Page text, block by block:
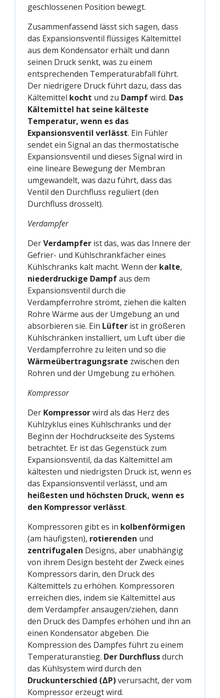
geschlossenen Position bewegt.
Zusammenfassend lässt sich sagen, dass
das Expansionsventil flüssiges Kältemittel
aus dem Kondensator erhält und dann
seinen Druck senkt, was zu einem
entsprechenden Temperaturabfall führt.
Der niedrigere Druck führt dazu, dass das
Kältemittel kocht und zu Dampfwird. Das
Kältemittel hat seine kälteste
Temperatur, wenn es das
Expansionsventil verlässt. Ein Fühler
sendet ein Signal an das thermostatische
Expansionsventil und dieses Signal wird in
eine lineare Bewegung der Membran
umgewandelt, was dazu führt, dass das
Ventil den Durchfluss reguliert (den
Durchfluss drosselt).
Verdampfer
DerVerdampfer ist das, was das Innere der
Gefrier- und Kühlschrankfächer eines
Kühlschranks kalt macht. Wenn der kalte,
niederdruckige Dampfaus dem
Expansionsventil durch die
Verdampferrohre strömt, ziehen die kalten
Rohre Wärme aus der Umgebung an und
absorbieren sie. Ein Lüfter ist in größeren
Kühlschränken installiert, um Luft über die
Verdampferrohre zu leiten und so die
Wärmeübertragungsrate zwischen den
Rohren und der Umgebung zu erhöhen.
Kompressor
Der Kompressorwird als das Herz des
Kühlzyklus eines Kühlschranks und der
Beginn der Hochdruckseite des Systems
betrachtet. Er ist das Gegenstück zum
Expansionsventil, da das Kältemittel am
kältesten und niedrigsten Druck ist, wenn es
das Expansionsventil verlässt, und am
heißesten und höchsten Druck, wenn es
den Kompressor verlässt.
Kompressoren gibt es in kolbenförmigen
(am häufigsten), rotierenden und
zentrifugalen Designs, aber unabhängig
von ihrem Design besteht der Zweck eines
Kompressors darin, den Druck des
Kältemittels zu erhöhen. Kompressoren
erreichen dies, indem sie Kältemittel aus
dem Verdampfer ansaugen/ziehen, dann
den Druck des Dampfes erhöhen und ihn an
einen Kondensator abgeben. Die
Kompression des Dampfes führt zu einem
Temperaturanstieg. Der Durchflussdurch
das Kühlsystem wird durch den
Druckunterschied (ΔP)verursacht, der vom
Kompressor erzeugt wird.